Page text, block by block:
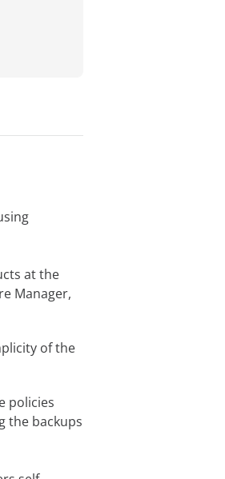
at the
Manager,
of the
policies
the backups